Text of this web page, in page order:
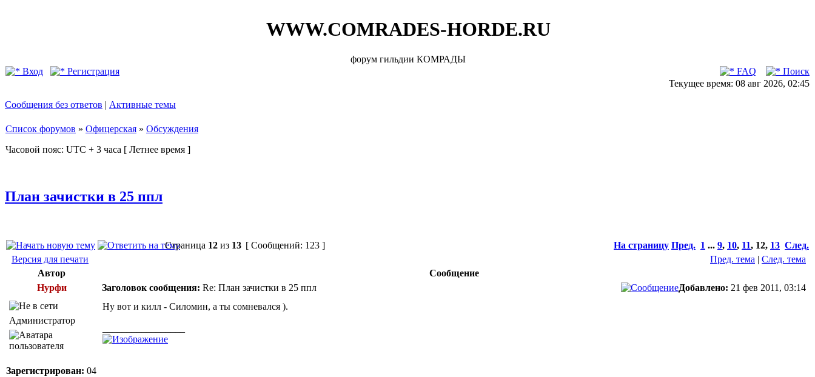
WWW.COMRADES-HORDE.RU
форум гильдии КОМРАДЫ
Вход
Регистрация FAQ
Поиск
Текущее время: 08 авг 2026, 02:45
Сообщения без ответов | Активные темы
Список форумов » Офицерская » Обсуждения
Часовой пояс: UTC + 3 часа [ Летнее время ]
План зачистки в 25 ппл
Страница 12 из 13 [ Сообщений: 123 ] На страницу Пред. 1 ... 9, 10, 11, 12, 13 След.
Версия для печати
Пред. тема | След. тема
Автор
Сообщение
Нурфи
Заголовок сообщения: Re: План зачистки в 25 ппл Добавлено: 21 фев 2011, 03:14
Администратор
Зарегистрирован: 04
Ну вот и килл - Силомин, а ты сомневался ).